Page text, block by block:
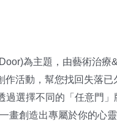
為主題，由藝術治療&
作活動，幫您找回失落已
過選擇不同的 「任意門」
畫創造出專屬於你的心